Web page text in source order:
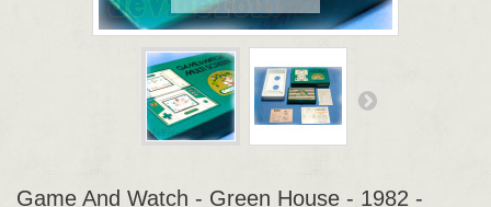
Game And Watch - Green House - 1982 -